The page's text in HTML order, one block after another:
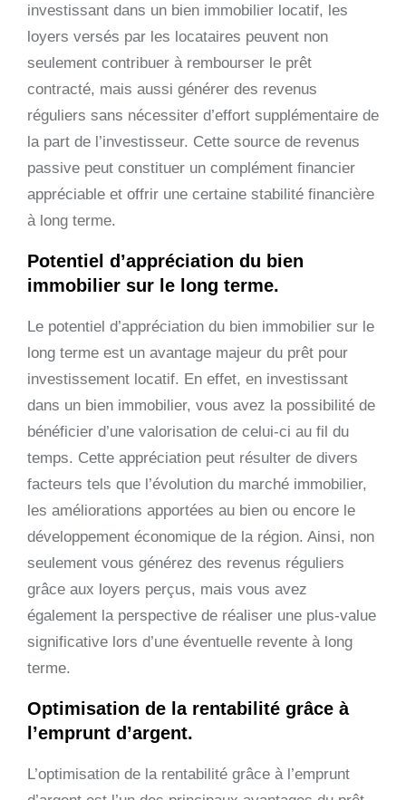
investissant dans un bien immobilier locatif, les
loyers versés par les locataires peuvent non
seulement contribuer à rembourser le prêt
contracté, mais aussi générer des revenus
réguliers sans nécessiter d’effort supplémentaire de
la part de l’investisseur. Cette source de revenus
passive peut constituer un complément financier
appréciable et offrir une certaine stabilité financière
à long terme.
Potentiel d’appréciation du bien
immobilier sur le long terme.
Le potentiel d’appréciation du bien immobilier sur le
long terme est un avantage majeur du prêt pour
investissement locatif. En effet, en investissant
dans un bien immobilier, vous avez la possibilité de
bénéficier d’une valorisation de celui-ci au fil du
temps. Cette appréciation peut résulter de divers
facteurs tels que l’évolution du marché immobilier,
les améliorations apportées au bien ou encore le
développement économique de la région. Ainsi, non
seulement vous générez des revenus réguliers
grâce aux loyers perçus, mais vous avez
également la perspective de réaliser une plus-value
significative lors d’une éventuelle revente à long
terme.
Optimisation de la rentabilité grâce à
l’emprunt d’argent.
L’optimisation de la rentabilité grâce à l’emprunt